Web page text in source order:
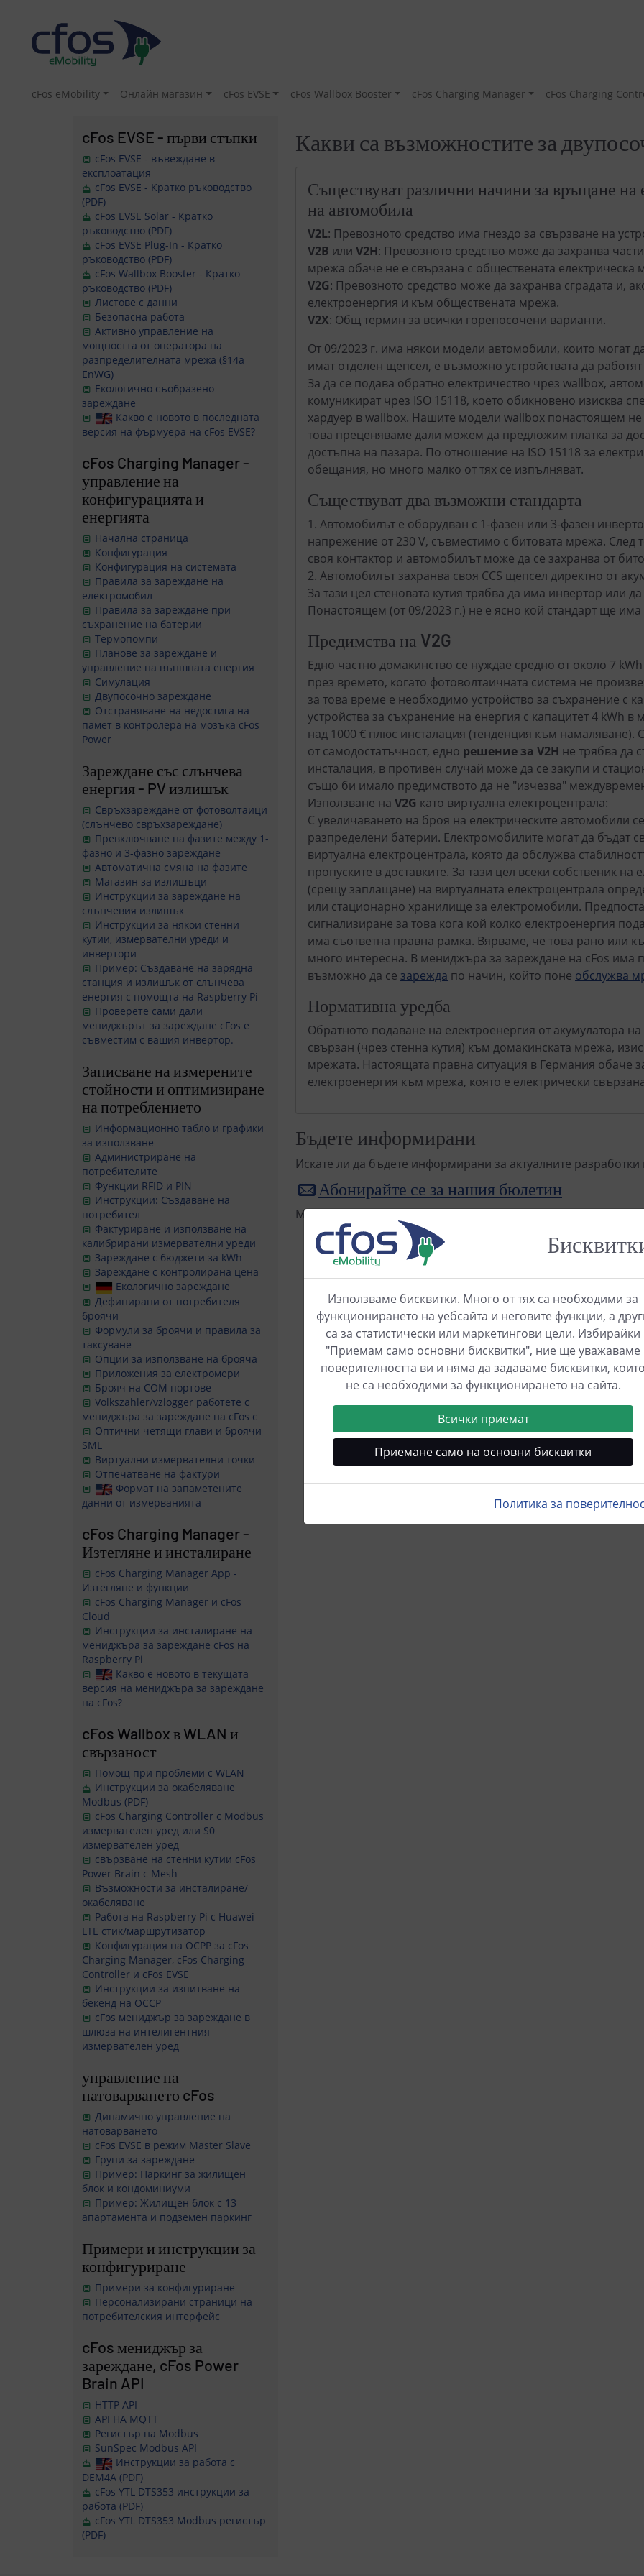
cFos eMobility Онлайн магазин cFos EVSE cFos Wallbox Booster cFos Charging Manager cFos Charging
cFos EVSE - първи стъпки
cFos EVSE - въвеждане в
експлоатация
cFos EVSE - Кратко ръководство
(PDF)
cFos EVSE Solar - Кратко
ръководство (PDF)
cFos EVSE Plug-In - Кратко
ръководство (PDF)
cFos Wallbox Booster - Кратко
ръководство (PDF)
Листове с данни
Безопасна работа
Активно управление на
мощността от оператора на
разпределителната мрежа (§14a
EnWG)
Екологично съобразено
зареждане
Какво е новото в последната
версия на фърмуера на cFos EVSE?
cFos Charging Manager -
управление на
конфигурацията и
енергията
Начална страница
Конфигурация
Конфигурация на системата
Правила за зареждане на
електромобил
Правила за зареждане при
съхранение на батерии
Термопомпи
Планове за зареждане и
управление на външната енергия
Симулация
Двупосочно зареждане
Отстраняване на недостига на
памет в контролера на мозъка cFos
Power
Зареждане със слънчева
енергия - PV излишък
Свръхзареждане от фотоволтаици
(слънчево свръхзареждане)
Превключване на фазите между 1-
фазно и 3-фазно зареждане
Автоматична смяна на фазите
Магазин за излишъци
Инструкции за зареждане на
слънчевия излишък
Инструкции за някои стенни
кутии, измервателни уреди и
инвертори
Пример: Създаване на зарядна
станция и излишък от слънчева
енергия с помощта на Raspberry Pi
Проверете сами дали
мениджърът за зареждане cFos е
съвместим с вашия инвертор.
Записване на измерените
стойности и оптимизиране
на потреблението
Информационно табло и графики
за използване
Администриране на
потребителите
Функции RFID и PIN
Инструкции: Създаване на
потребител
Фактуриране и използване на
калибрирани измервателни уреди
Зареждане с бюджети за kWh
Зареждане с контролирана цена
Екологично зареждане
Дефинирани от потребителя
броячи
Формули за броячи и правила за
таксуване
Опции за използване на брояча
Приложения за електромери
Брояч на COM портове
Volkszähler/vzloggerработете с
мениджъра за зареждане на cFos с
Оптични четящи глави и броячи
SML
Виртуални измервателни точки
Отпечатване на фактури
Формат на запаметените
данни от измерванията
cFos Charging Manager -
Изтегляне и инсталиране
cFos Charging Manager App -
Изтегляне и функции
cFos Charging Manager и cFos
Cloud
Инструкции за инсталиране на
мениджъра за зареждане cFos на
Raspberry Pi
Какво е новото в текущата
версия на мениджъра за зареждане
на cFos?
cFos Wallbox в WLAN и
свързаност
Помощ при проблеми с WLAN
Инструкции за окабеляване
Modbus (PDF)
cFos Charging Controller с Modbus
измервателен уред или S0
измервателен уред
свързване на стенни кутии cFos
Power Brain с Mesh
Възможности за инсталиране/
окабеляване
Работа на Raspberry Pi с Huawei
LTE стик/маршрутизатор
Конфигурация на OCPP за cFos
Charging Manager, cFos Charging
Controller и cFos EVSE
Инструкции за изпитване на
бекенд на OCCP
cFos мениджър за зареждане в
шлюза на интелигентния
измервателен уред
управление на
натоварването cFos
Динамично управление на
натоварването
cFos EVSE в режим Master Slave
Групи за зареждане
Пример: Паркинг за жилищен
блок и кондоминиуми
Пример: Жилищен блок с 13
апартамента и подземен паркинг
Примери и инструкции за
конфигуриране
Примери за конфигуриране
Персонализирани страници на
потребителския интерфейс
cFos мениджър за
зареждане, cFos Power
Brain API
HTTP API
API НА MQTT
Регистър на Modbus
SunSpec Modbus API
Инструкции за работа с
DEM4A (PDF)
cFos YTL DTS353 инструкции за
работа (PDF)
cFos YTL DTS353 Modbus регистър
(PDF)
Какви са възможностите за
Съществуват различни начини за връщане на
на автомобила
V2L: Превозното средство има гнездо за свързване на
V2B или V2H: Превозното средство може да захранва
мрежа обаче не е свързана с обществената електрическа
V2G: Превозното средство може да захранва сградата и,
електроенергия и към обществената мрежа.
V2X: Общ термин за всички горепосочени варианти.
От 09/2023 г. има някои модели автомобили, които могат
имат отделен щепсел, е възможно устройствата да
За да се подава обратно електричество чрез wallbox,
комуникират чрез ISO 15118, което обикновено изисква
хардуер в wallbox. Нашите модели wallbox понастоящем не
това преценяваме дали можем да предложим платка за
достъпна на пазара. По отношение на ISO 15118 за
обещания, но много малко от тях се изпълняват.
Съществуват два възможни стандарта
1. Автомобилът е оборудван с 1-фазен или 3-фазен
напрежение от 230 V, съвместимо с битовата мрежа. След
своя контактор и автомобилът може да се захранва от
2. Автомобилът захранва своя CCS щепсел директно от
За тази цел стеновата кутия трябва да има инвертор или
Понастоящем (от 09/2023 г.) не е ясно кой стандарт ще
Предимства на V2G
Едно частно домакинство се нуждае средно от около 7
през времето, когато фотоволтаичната система не
за това време е необходимо устройство за съхранение с
устройства за съхранение на енергия с капацитет 4 kWh
над 1000 € плюс инсталация (тенденция към намаляване).
от самодостатъчност, едно решение за V2H не трябва да
инсталация, в противен случай може да се закупи и
също би имало предимството да не "изчезва"
Използване на V2G като виртуална електроцентрала:
С увеличаването на броя на електрическите автомобили
разпределени батерии. Електромобилите могат да бъдат
виртуална електроцентрала, която да обслужва
пропуските в доставките. За тази цел всеки собственик
(срещу заплащане) на виртуалната електроцентрала
или стационарно хранилище за електромобили.
сигнализиране за това кога кой колко електроенергия
има съответна правна рамка. Вярваме, че това рано или
много интересна. В мениджъра за зареждане на cFos има
възможно да се зарежда по начин, който поне обслужва
Нормативна уредба
Обратното подаване на електроенергия от акумулатора
свързан (чрез стенна кутия) към домакинската мрежа,
мрежата. Настоящата правна ситуация в Германия обаче
електроенергия към мрежа, която е електрически
Бъдете информирани
Искате ли да бъдете информирани за актуалните
Абонирайте се за нашия бюлетин
Моля, уверете се, че сте поставили отметка в полето
Използваме бисквитки. Много от тях са необходими за
функционирането на уебсайта и неговите функции, а
са за статистически или маркетингови цели. Избирайки
"Приемам само основни бисквитки", ние ще уважаваме
поверителността ви и няма да задаваме бисквитки, които
не са необходими за функционирането на сайта.
Всички приемат
Приемане само на основни бисквитки
Политика за